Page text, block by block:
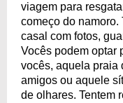
viagem para
começo do namoro.
casal com fotos,
Vocês podem optar
vocês, aquela praia
amigos ou aquele
de olhares. Tentem